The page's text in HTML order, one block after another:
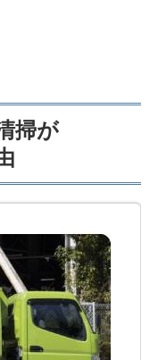
掃が